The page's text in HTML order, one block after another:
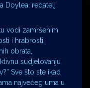
Doylea, redatelj
vodi zamršenim
i hrabrosti,
obrata,
sudjelovanju
Sve što ste ikad
najvećeg uma u